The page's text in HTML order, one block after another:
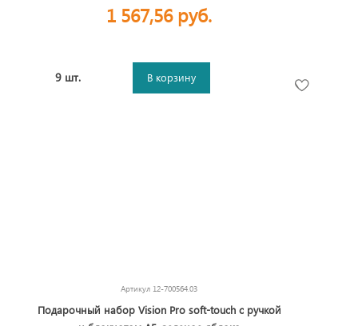
1 567,56 руб.
9 шт. В корзину
Артикул 12-700564.03
Подарочный набор Vision Pro soft-touch с ручкой